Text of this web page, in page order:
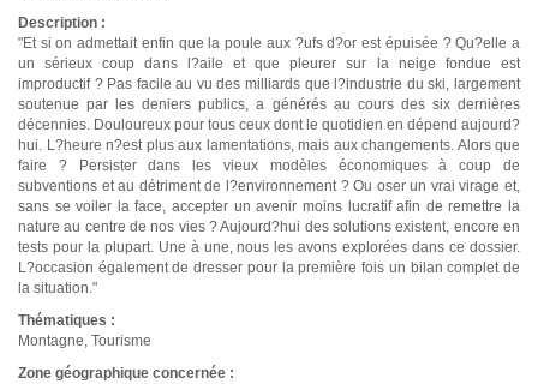
Description :
"Et si on admettait enfin que la poule aux ?ufs d?or est épuisée ? Qu?elle a
un sérieux coup dans l?aile et que pleurer sur la neige fondue est
improductif ? Pas facile au vu des milliards que l?industrie du ski, largement
soutenue par les deniers publics, a générés au cours des six dernières
décennies. Douloureux pour tous ceux dont le quotidien en dépend aujourd?
hui. L?heure n?est plus aux lamentations, mais aux changements. Alors que
faire ? Persister dans les vieux modèles économiques à coup de
subventions et au détriment de l?environnement ? Ou oser un vrai virage et,
sans se voiler la face, accepter un avenir moins lucratif afin de remettre la
nature au centre de nos vies ? Aujourd?hui des solutions existent, encore en
tests pour la plupart. Une à une, nous les avons explorées dans ce dossier.
L?occasion également de dresser pour la première fois un bilan complet de
la situation."
Thématiques :
Montagne, Tourisme
Zone géographique concernée :